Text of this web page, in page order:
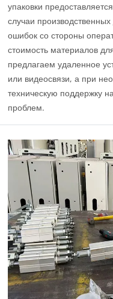
упаковки
случаи
ошибок со стороны
стоимость материалов
предлагаем удаленное
или видеосвязи, а при
техническую поддержку
проблем.